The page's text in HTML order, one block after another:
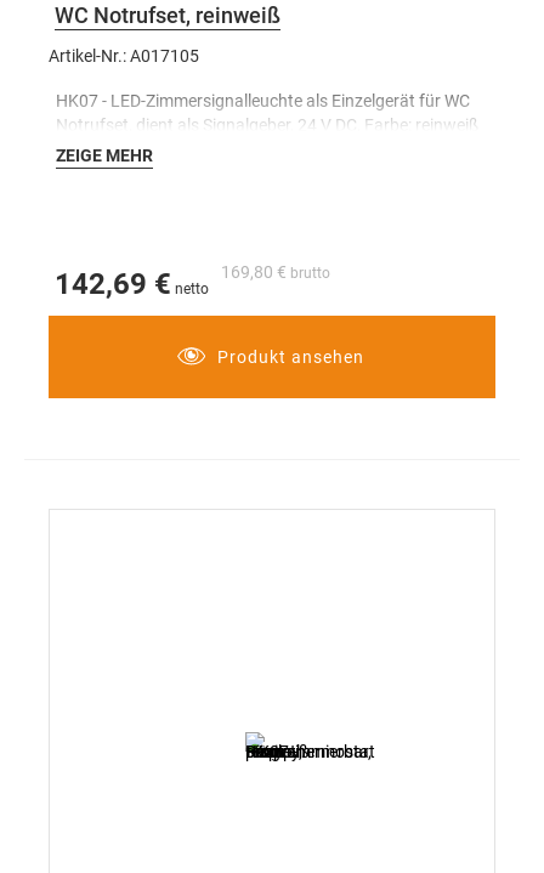
WC Notrufset, reinweiß
Artikel-Nr.: A017105
HK07 - LED-Zimmersignalleuchte als Einzelgerät für WC
Notrufset, dient als Signalgeber, 24 V DC, Farbe: reinweiß
ZEIGE MEHR
169,80 €
142,69 €
Produkt ansehen